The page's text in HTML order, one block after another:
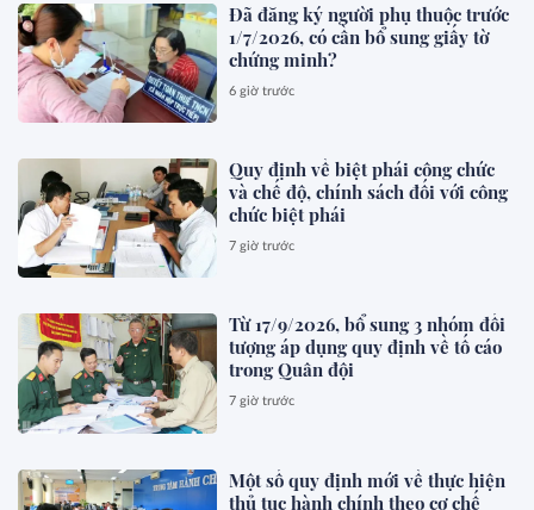
Đã đăng ký người phụ thuộc trước
1/7/2026, có cần bổ sung giấy tờ
chứng minh?
6 giờ trước
Quy định về biệt phái công chức
và chế độ, chính sách đối với công
chức biệt phái
7 giờ trước
Từ 17/9/2026, bổ sung 3 nhóm đối
tượng áp dụng quy định về tố cáo
trong Quân đội
7 giờ trước
Một số quy định mới về thực hiện
thủ tục hành chính theo cơ chế